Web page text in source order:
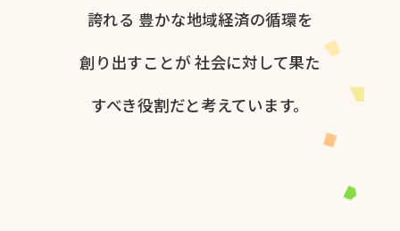
誇れる 豊かな​地域経済の​循環を​
創り出すことが 社会に​対して​果た​
すべき役割だと​考えています。​